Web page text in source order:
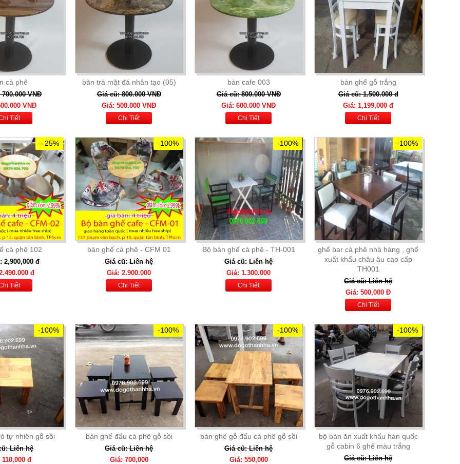
cà phê
VNĐ
VNĐ
Tiết
bàn trà mặt đá nhân tạo (05)
Giá cũ: 800.000 VNĐ
Giá: 500.000 VNĐ
Chi Tiết
bàn cafe 003
Giá cũ: 800.000 VNĐ
Giá: 600.000 VNĐ
Chi Tiết
bàn ghế gỗ trắng
Giá cũ: 1.500.000 đ
Giá: 1,199,000 đ
Chi Tiết
--25%
cà phê 102
2,900,000 đ
đ
Tiết
-100%
bàn ghế cà phê - CFM 01
Giá cũ: Liên hệ
Giá: 2.900.000
Chi Tiết
-100%
Bộ bàn ghế cà phê - TH-001
Giá cũ: Liên hệ
Giá: 1.300.000
Chi Tiết
-100%
ghế bar cà phê nhà hàng , ghế
xuất khẩu châu âu cao cấp
TH001
Giá cũ: Liên hệ
Giá: 500,000 Đ
Chi Tiết
-100%
tự nhiên gỗ sồi
Liên hệ
đ
-100%
bàn ghế đẩu cà phê gỗ sồi
Giá cũ: Liên hệ
Giá: 700,000
-100%
bàn ghế gỗ đẩu cà phê gỗ sồi
Giá cũ: Liên hệ
Giá: 550,000
-100%
bộ bàn ăn xuất khẩu hàn quốc
gỗ cabin 6 ghế màu trắng
Giá cũ: Liên hệ